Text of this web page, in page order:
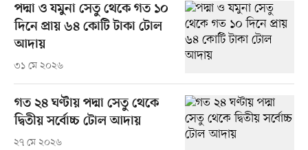
পদ্মা ও যমুনা সেতু থেকে গত ১০
দিনে প্রায় ৬৪ কোটি টাকা টোল
আদায়
৩১ মে ২০২৬
গত ২৪ ঘণ্টায় পদ্মা সেতু থেকে
দ্বিতীয় সর্বোচ্চ টোল আদায়
২৭ মে ২০২৬